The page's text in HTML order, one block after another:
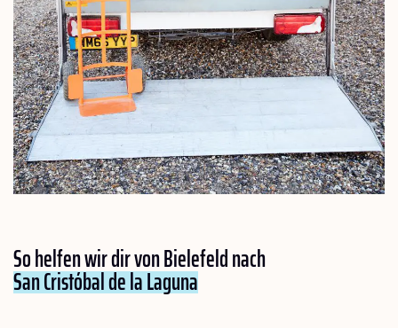
So helfen wir dir von Bielefeld nach
San Cristóbal de la Laguna